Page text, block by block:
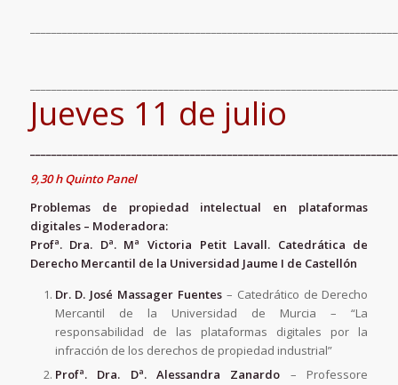
Jueves 11 de julio
9,30 h Quinto Panel
Problemas de propiedad intelectual en plataformas
digitales – Moderadora:
Profª. Dra. Dª. Mª Victoria Petit Lavall. Catedrática de
Derecho Mercantil de la Universidad Jaume I de Castellón
Dr. D. José Massager Fuentes – Catedrático de Derecho
Mercantil de la Universidad de Murcia – “La
responsabilidad de las plataformas digitales por la
infracción de los derechos de propiedad industrial”
Profª. Dra. Dª. Alessandra Zanardo – Professore